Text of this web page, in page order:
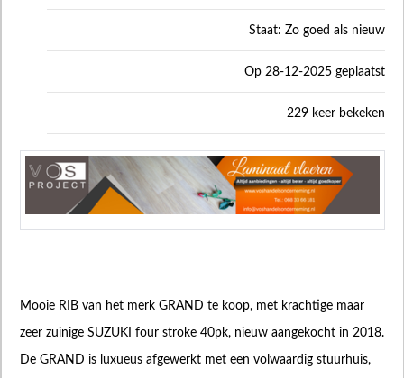
Staat: Zo goed als nieuw
Op 28-12-2025 geplaatst
229 keer bekeken
Mooie RIB van het merk GRAND te koop, met krachtige maar
zeer zuinige SUZUKI four stroke 40pk, nieuw aangekocht in 2018.
De GRAND is luxueus afgewerkt met een volwaardig stuurhuis,